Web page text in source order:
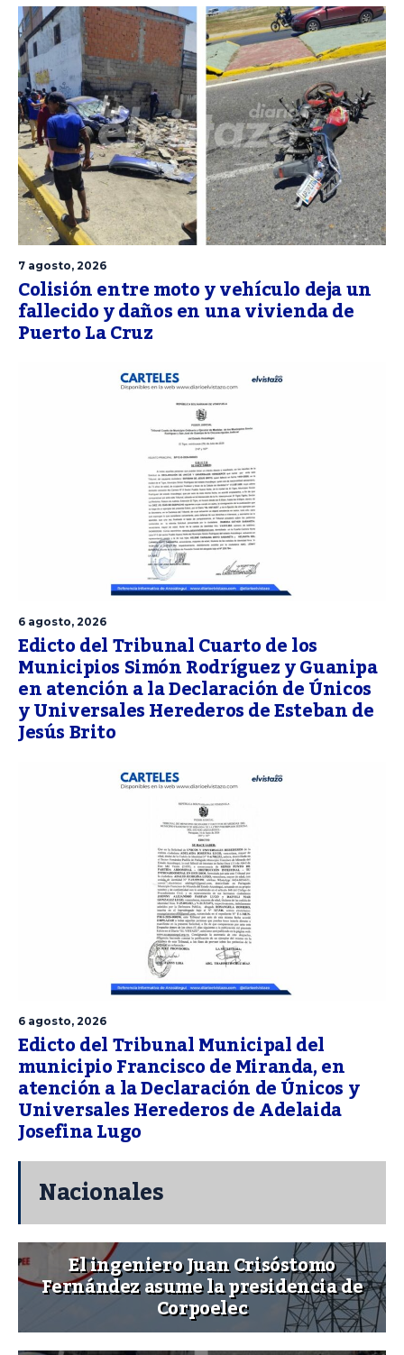
7 agosto, 2026
Colisión entre moto y vehículo deja un
fallecido y daños en una vivienda de
Puerto La Cruz
6 agosto, 2026
Edicto del Tribunal Cuarto de los
Municipios Simón Rodríguez y Guanipa
en atención a la Declaración de Únicos
y Universales Herederos de Esteban de
Jesús Brito
6 agosto, 2026
Edicto del Tribunal Municipal del
municipio Francisco de Miranda, en
atención a la Declaración de Únicos y
Universales Herederos de Adelaida
Josefina Lugo
Nacionales
El ingeniero Juan Crisóstomo
Fernández asume la presidencia de
Corpoelec